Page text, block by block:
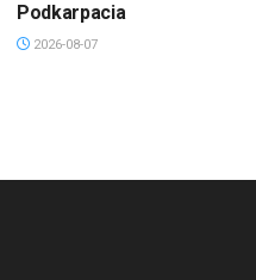
Podkarpacia
2026-08-07